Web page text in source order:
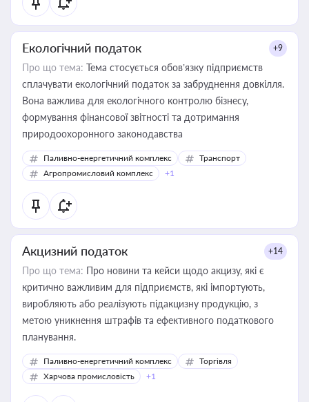
Екологічний податок +9
Про що тема: Тема стосується обов’язку підприємств
сплачувати екологічний податок за забруднення довкілля.
Вона важлива для екологічного контролю бізнесу,
формування фінансової звітності та дотримання
природоохоронного законодавства
Паливно-енергетичний комплекс
Транспорт
Агропромисловий комплекс
+1
Акцизний податок +14
Про що тема: Про новини та кейси щодо акцизу, які є
критично важливим для підприємств, які імпортують,
виробляють або реалізують підакцизну продукцію, з
метою уникнення штрафів та ефективного податкового
планування.
Паливно-енергетичний комплекс
Торгівля
Харчова промисловість
+1